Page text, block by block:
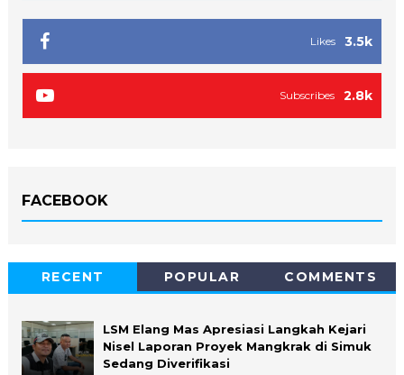
3.5k
Likes
2.8k
Subscribes
FACEBOOK
RECENT POPULAR COMMENTS
LSM Elang Mas Apresiasi Langkah Kejari
Nisel Laporan Proyek Mangkrak di Simuk
Sedang Diverifikasi